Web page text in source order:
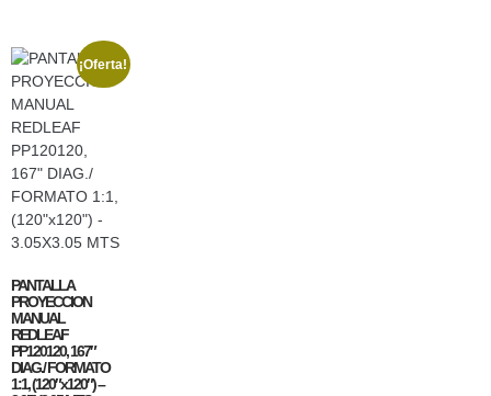
¡Oferta!
PANTALLA
PROYECCION
MANUAL
REDLEAF
PP120120, 167″
DIAG./ FORMATO
1:1, (120″x120″) –